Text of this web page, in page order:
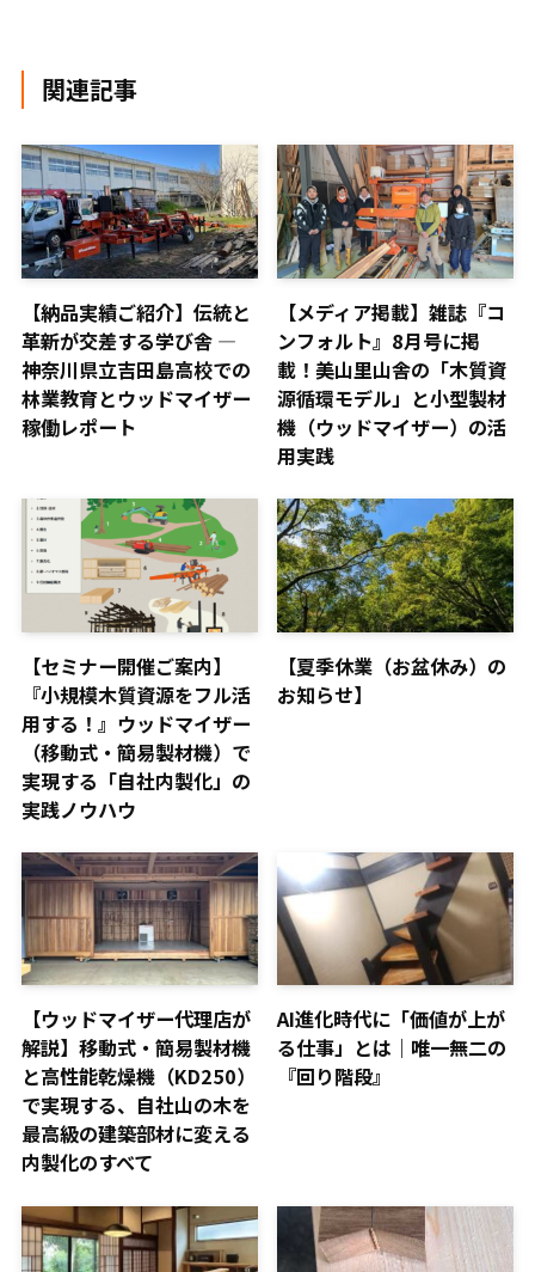
関連記事
【納品実績ご紹介】伝統と
革新が交差する学び舎 ―
神奈川県立吉田島高校での
林業教育とウッドマイザー
稼働レポート
【メディア掲載】雑誌『コ
ンフォルト』8月号に掲
載！美山里山舎の「木質資
源循環モデル」と小型製材
機（ウッドマイザー）の活
用実践
【セミナー開催ご案内】
『小規模木質資源をフル活
用する！』ウッドマイザー
（移動式・簡易製材機）で
実現する「自社内製化」の
実践ノウハウ
【夏季休業（お盆休み）の
お知らせ】
【ウッドマイザー代理店が
解説】移動式・簡易製材機
と高性能乾燥機（KD250）
で実現する、自社山の木を
最高級の建築部材に変える
内製化のすべて
AI進化時代に「価値が上が
る仕事」とは｜唯一無二の
『回り階段』